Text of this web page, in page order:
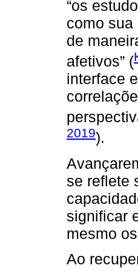
“os
como sua
de
afetivos” (
interface
2019).
se reflete
significar
mesmo
Ao